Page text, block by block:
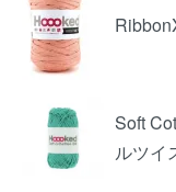
Soft
ルツイ